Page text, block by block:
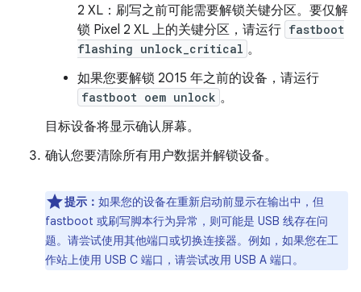
2 XL：刷写之前可能需要解锁关键分区。要仅解
锁 Pixel 2 XL 上的关键分区，请运行 fastboot
flashing unlock_critical 。
如果您要解锁 2015 年之前的设备，请运行
fastboot oem unlock 。
目标设备将显示确认屏幕。
确认您要清除所有用户数据并解锁设备。
提示： 如果您的设备在重新启动前显示在输出中，但
fastboot 或刷写脚本行为异常，则可能是 USB 线存在问
题。请尝试使用其他端口或切换连接器。例如，如果您在工
作站上使用 USB C 端口，请尝试改用 USB A 端口。